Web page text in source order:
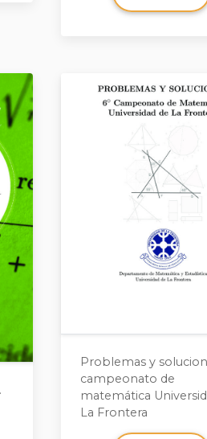
Problemas y
campeonato de
matemática
La Frontera